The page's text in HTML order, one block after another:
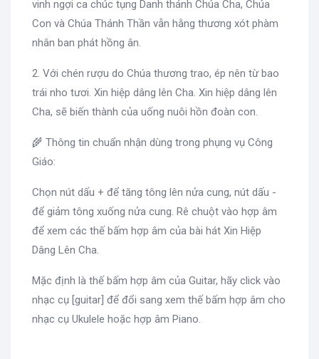
vinh ngợi ca chúc tụng Danh thánh Chúa Cha, Chúa
Con và Chúa Thánh Thần vẫn hằng thương xót phàm
nhân ban phát hồng ân.
2. Với chén rượu do Chúa thương trao, ép nên từ bao
trái nho tươi. Xin hiệp dâng lên Cha. Xin hiệp dâng lên
Cha, sẽ biến thành của uống nuôi hồn đoàn con.
🌾 Thông tin chuẩn nhận dùng trong phụng vụ Công
Giáo:
Chọn nút dấu + để tăng tông lên nửa cung, nút dấu -
để giảm tông xuống nửa cung. Rê chuột vào hợp âm
để xem các thế bấm hợp âm của bài hát Xin Hiệp
Dâng Lên Cha.
Mặc định là thế bấm hợp âm của Guitar, hãy click vào
nhạc cụ [guitar] để đổi sang xem thế bấm hợp âm cho
nhạc cụ Ukulele hoặc hợp âm Piano.